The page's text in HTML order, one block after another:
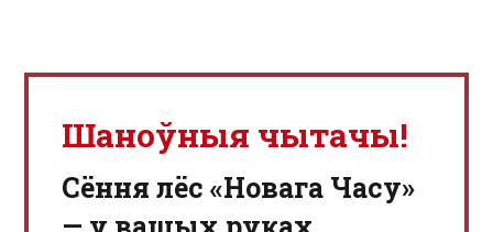
Шаноўныя чытачы!
Сёння лёс «Новага Часу»